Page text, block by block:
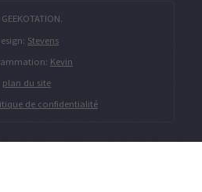
Stevens
Kevin
plan du site
de confidentialité